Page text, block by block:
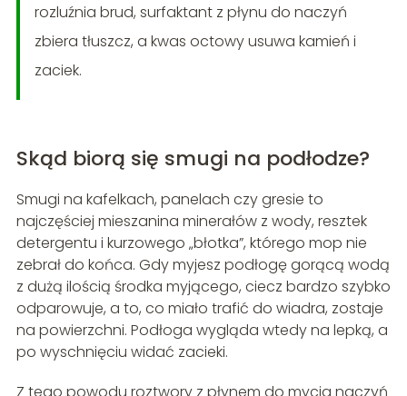
rozluźnia brud, surfaktant z płynu do naczyń
zbiera tłuszcz, a kwas octowy usuwa kamień i
zaciek.
Skąd biorą się smugi na podłodze?
Smugi na kafelkach, panelach czy gresie to
najczęściej mieszanina minerałów z wody, resztek
detergentu i kurzowego „błotka”, którego mop nie
zebrał do końca. Gdy myjesz podłogę gorącą wodą
z dużą ilością środka myjącego, ciecz bardzo szybko
odparowuje, a to, co miało trafić do wiadra, zostaje
na powierzchni. Podłoga wygląda wtedy na lepką, a
po wyschnięciu widać zacieki.
Z tego powodu roztwory z płynem do mycia naczyń